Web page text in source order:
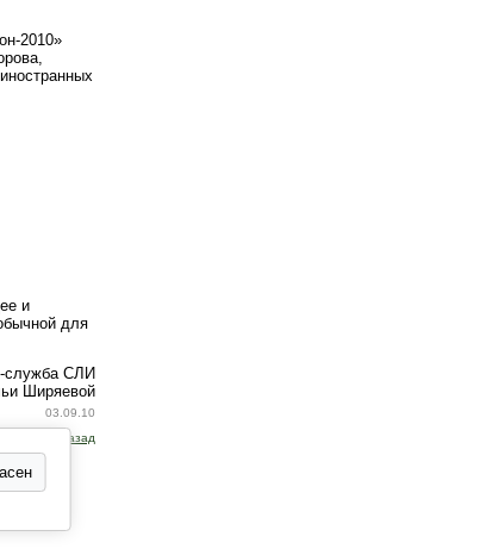
2010»
и
для
служба СЛИ
Ширяевой
03.09.10
Назад